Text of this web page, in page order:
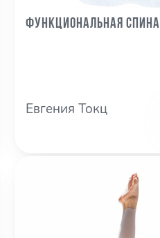
Функциональная
Евгения Токц